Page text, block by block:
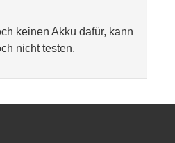
keinen Akku dafür, kann
nicht testen.